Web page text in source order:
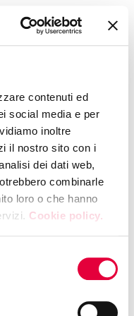
contenuti ed
social media e per
inoltre
il nostro sito con i
dei dati web,
combinarle
loro o che hanno
Cookie policy.
of
from
a journey through